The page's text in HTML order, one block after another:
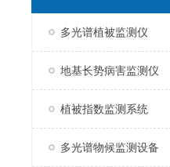
多光谱植被监测仪
地基长势病害监测仪
植被指数监测系统
多光谱物候监测设备